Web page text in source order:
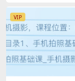
VIP